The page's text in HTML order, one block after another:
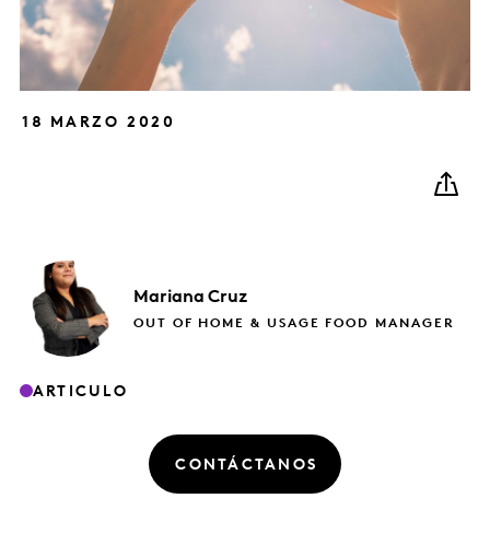
18 MARZO 2020
Mariana Cruz
OUT OF HOME & USAGE FOOD MANAGER
ARTICULO
CONTÁCTANOS